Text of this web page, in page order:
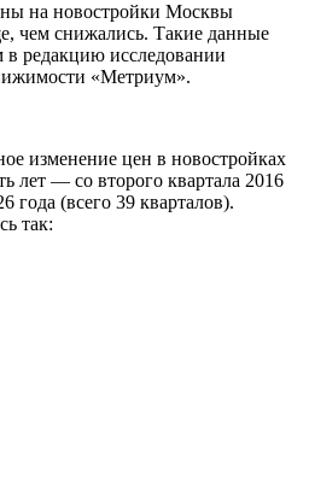
на новостройки Москвы
чем снижались. Такие данные
в редакцию исследовании
«Метриум».
изменение цен в новостройках
лет — со второго квартала 2016
года (всего 39 кварталов).
так: